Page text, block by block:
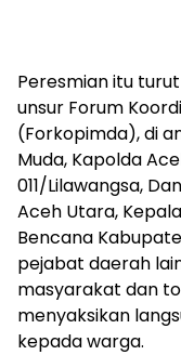
‎Peresmian itu
unsur Forum
(Forkopimda), di
Muda, Kapolda
011/Lilawangsa,
Aceh Utara,
Bencana
pejabat daerah
masyarakat dan
menyaksikan
kepada warga.